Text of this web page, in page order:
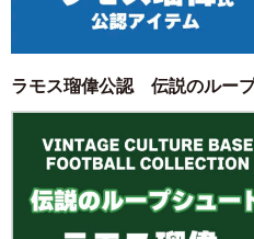
ラモス瑠偉公認 伝説のルー